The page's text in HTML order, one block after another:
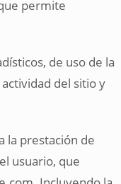
permite
de uso de la
del sitio y
la prestación de
usuario, que